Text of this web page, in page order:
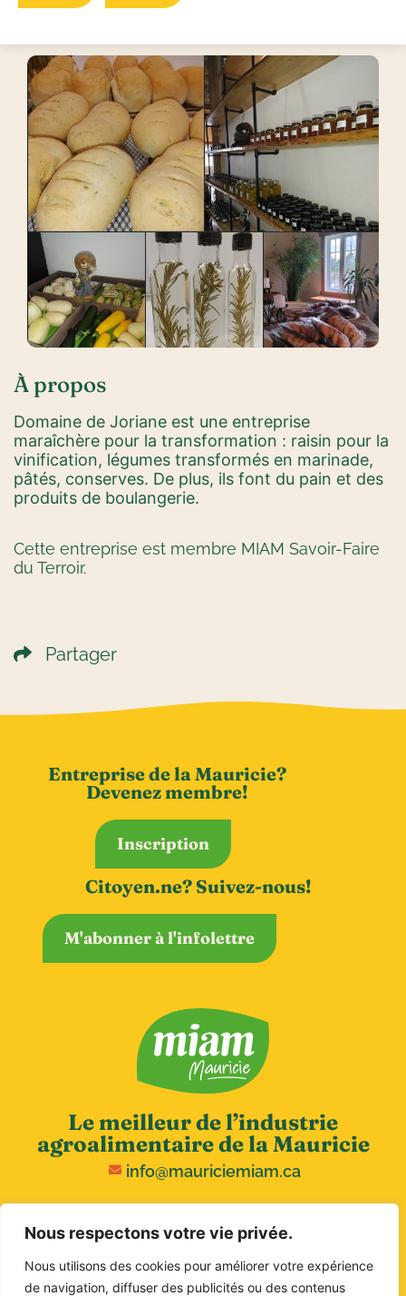
Nous respectons votre vie privée.
Nous utilisons des cookies pour améliorer votre expérience
de navigation, diffuser des publicités ou des contenus
À propos
Domaine de Joriane est une entreprise
maraîchère pour la transformation : raisin pour la
vinification, légumes transformés en marinade,
pâtés, conserves. De plus, ils font du pain et des
produits de boulangerie.
Cette entreprise est membre MIAM Savoir-Faire
du Terroir.
Partager
Entreprise de la Mauricie?
Devenez membre!
Inscription
Citoyen.ne? Suivez-nous!
M'abonner à l'infolettre
Le meilleur de l’industrie
agroalimentaire de la Mauricie
info@mauriciemiam.ca